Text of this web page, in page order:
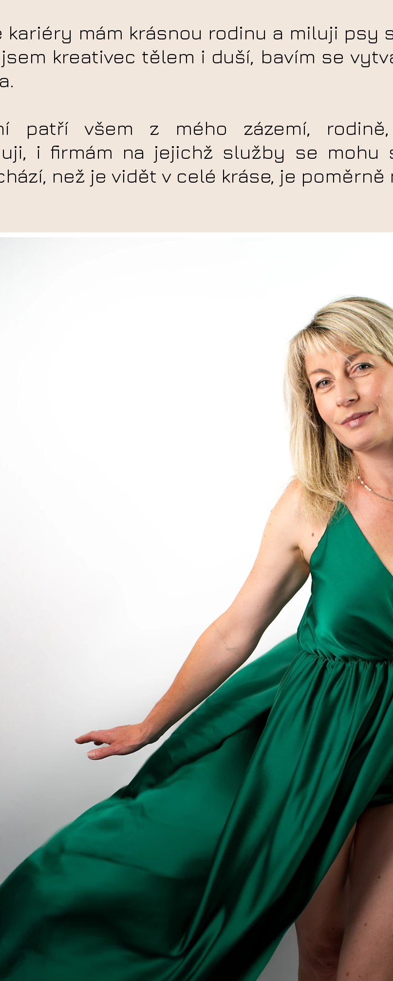
kariéry mám krásnou rodinu a miluji psy
kreativec tělem i duší, bavím se
patří všem z mého zázemí,
i firmám na jejichž služby se mohu
než je vidět v celé kráse, je poměrně